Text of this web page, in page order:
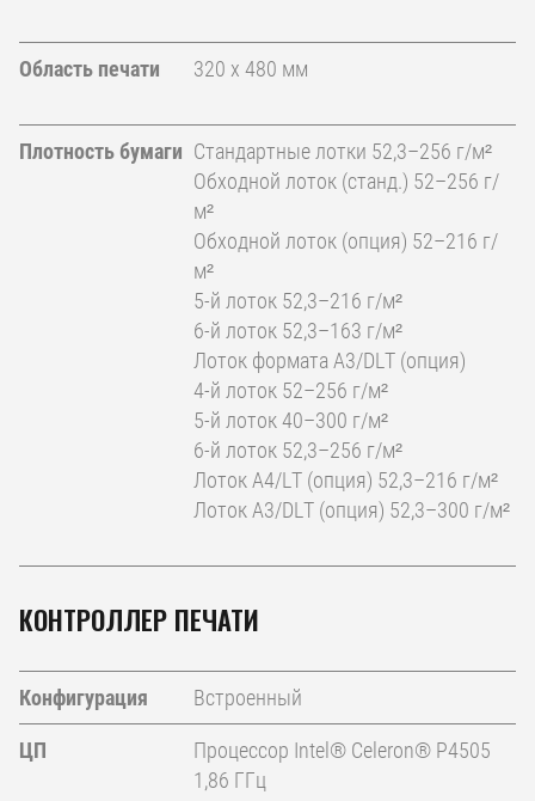
Область печати 320 x 480 мм
Плотность бумаги Стандартные лотки 52,3–256 г/м²
Обходной лоток (станд.) 52–256 г/
м²
Обходной лоток (опция) 52–216 г/
м²
5-й лоток 52,3–216 г/м²
6-й лоток 52,3–163 г/м²
Лоток формата A3/DLT (опция)
4-й лоток 52–256 г/м²
5-й лоток 40–300 г/м²
6-й лоток 52,3–256 г/м²
Лоток A4/LT (опция) 52,3–216 г/м²
Лоток A3/DLT (опция) 52,3–300 г/м²
КОНТРОЛЛЕР ПЕЧАТИ
Конфигурация Встроенный
ЦП
Процессор Intel® Celeron® P4505
1,86 ГГц